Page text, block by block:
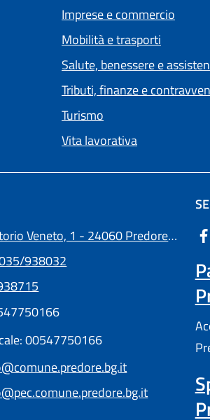
Imprese e commercio
Mobilità e trasporti
Salute, benessere e
Tributi, finanze e
Turismo
Vita lavorativa
Veneto, 1 - 24060 Predore (BG)
938032
00547750166